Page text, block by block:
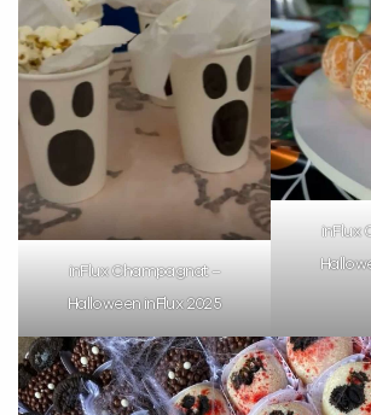
inFlux Champagnat –
Halloween inFlux 2025
inFlux